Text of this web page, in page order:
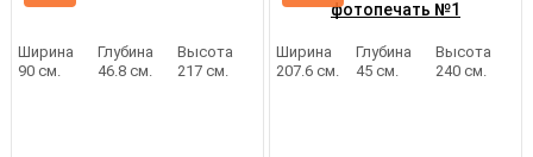
Ширина
90 см.
Глубина
46.8 см.
Высота
217 см.
фотопечать №1
Ширина
207.6 см.
Глубина
45 см.
Высота
240 см.